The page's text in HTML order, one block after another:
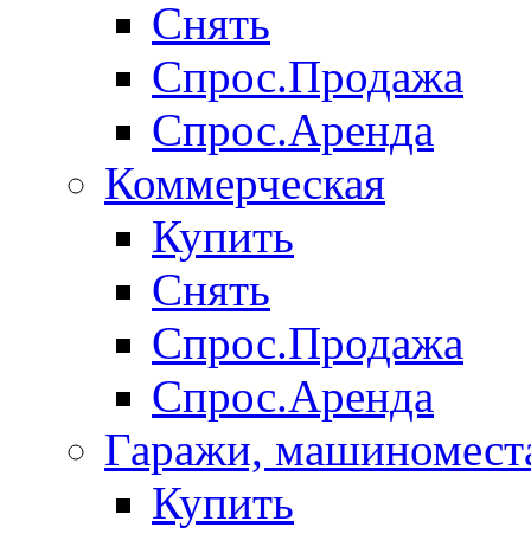
Снять
Спрос.Продажа
Спрос.Аренда
Коммерческая
Купить
Снять
Спрос.Продажа
Спрос.Аренда
Гаражи,
Купить